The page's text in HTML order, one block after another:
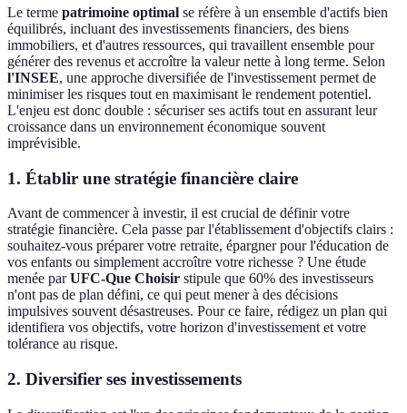
Le terme patrimoine optimal se réfère à un ensemble d'actifs bien
équilibrés, incluant des investissements financiers, des biens
immobiliers, et d'autres ressources, qui travaillent ensemble pour
générer des revenus et accroître la valeur nette à long terme. Selon
l'INSEE, une approche diversifiée de l'investissement permet de
minimiser les risques tout en maximisant le rendement potentiel.
L'enjeu est donc double : sécuriser ses actifs tout en assurant leur
croissance dans un environnement économique souvent
imprévisible.
1. Établir une stratégie financière claire
Avant de commencer à investir, il est crucial de définir votre
stratégie financière. Cela passe par l'établissement d'objectifs clairs :
souhaitez-vous préparer votre retraite, épargner pour l'éducation de
vos enfants ou simplement accroître votre richesse ? Une étude
menée parUFC-Que Choisir stipule que 60% des investisseurs
n'ont pas de plan défini, ce qui peut mener à des décisions
impulsives souvent désastreuses. Pour ce faire, rédigez un plan qui
identifiera vos objectifs, votre horizon d'investissement et votre
tolérance au risque.
2. Diversifier ses investissements